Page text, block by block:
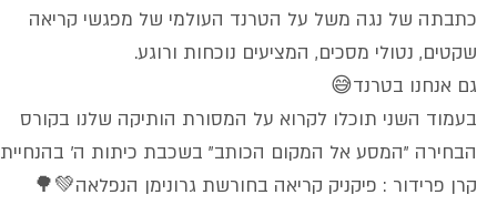
כתבתה של נגה משל על הטרנד העולמי של מפגשי קריאה
שקטים, נטולי מסכים, המציעים נוכחות ורוגע.
גם אנחנו בטרנד😅
בעמוד השני תוכלו לקרוא על המסורת הותיקה שלנו בקורס
הבחירה "המסע אל המקום הכותב" בשכבת כיתות ה' בהנחיית
קרן פרידור : פיקניק קריאה בחורשת גרונימן הנפלאה💚🌳